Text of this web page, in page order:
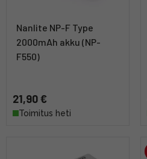
Nanlite NP-F Type
2000mAh akku (NP-
F550)
21,90 €
Toimitus heti